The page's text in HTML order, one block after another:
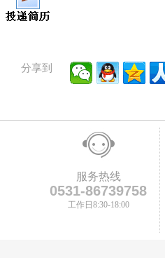
分享到
服务热线
0531-86739758
工作日8:30-18:00